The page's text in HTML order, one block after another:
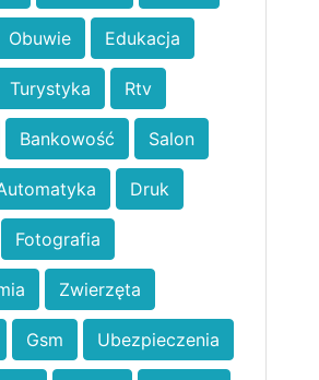
Obuwie Edukacja
Turystyka Rtv
Bankowość Salon
Druk
Fotografia
Zwierzęta
Gsm Ubezpieczenia